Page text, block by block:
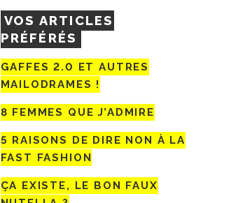
VOS ARTICLES
PRÉFÉRÉS
GAFFES 2.0 ET AUTRES
MAILODRAMES !
8 FEMMES QUE J’ADMIRE
5 RAISONS DE DIRE NON À LA
FAST FASHION
ÇA EXISTE, LE BON FAUX